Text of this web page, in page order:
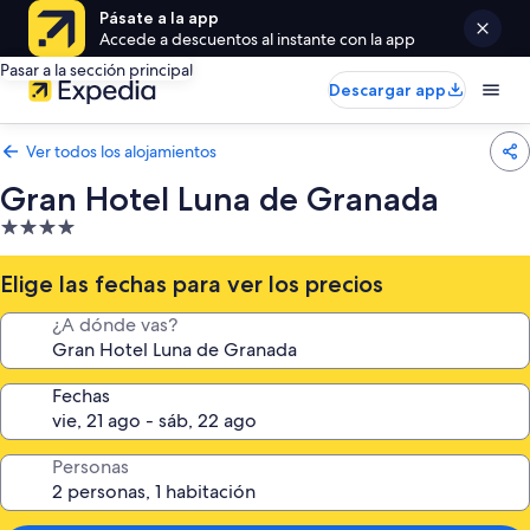
Pásate a la app
Accede a descuentos al instante con la app
Pasar a la sección principal
Descargar app
Ver todos los alojamientos
Gran Hotel Luna de Granada
Alojamiento
de
4.0 estrellas
Elige las fechas para ver los precios
¿A dónde vas?
Fechas
Personas